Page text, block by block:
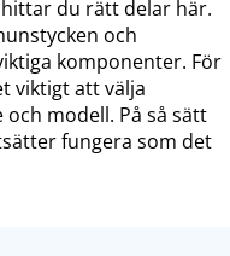
du rätt delar här.
och
komponenter. För
viktigt att välja
modell. På så sätt
fungera som det